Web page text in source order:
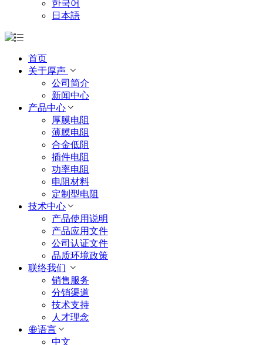
한국어
日本語
首页
关于厚声
公司简介
新闻中心
产品中心
厚膜电阻
薄膜电阻
合金低阻
插件电阻
功率电阻
电阻材料
定制型电阻
技术中心
产品使用说明
产品应用文件
公司认证文件
品质环境政策
联络我们
销售服务
分销渠道
技术支持
人才理念
语言
中文